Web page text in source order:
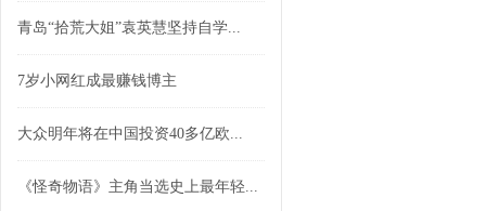
青岛“拾荒大姐”袁英慧坚持自学...
7岁小网红成最赚钱博主
大众明年将在中国投资40多亿欧...
《怪奇物语》主角当选史上最年轻...